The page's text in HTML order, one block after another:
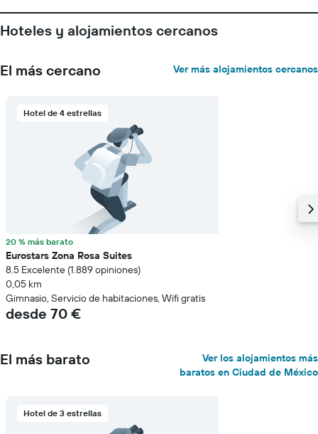
Hoteles y alojamientos cercanos
El más cercano Ver más alojamientos cercanos
Hotel de 4 estrellas
20 % más barato
Eurostars Zona Rosa Suites
8.5 Excelente (1.889 opiniones)
0,05 km
Gimnasio, Servicio de habitaciones, Wifi gratis
desde 70 €
El más barato
Ver los alojamientos más
baratos en Ciudad de México
Hotel de 3 estrellas